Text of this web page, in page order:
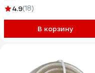
4.9(18)
В корзину